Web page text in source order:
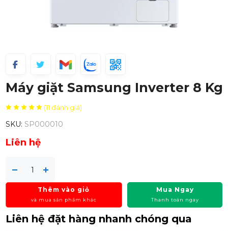
Máy giặt Samsung Inverter 8 Kg
(11 đánh giá)
SKU: SP000010
Liên hệ
Thêm vào giỏ
và mua sản phẩm khác
Mua Ngay
Thanh toán ngay
Liên hệ đặt hàng nhanh chóng qua